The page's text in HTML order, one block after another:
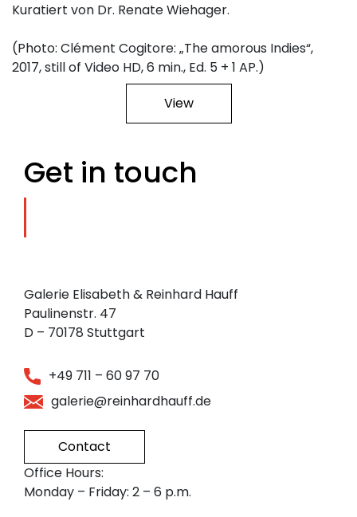
Kuratiert von Dr. Renate Wiehager.
(Photo: Clément Cogitore: „The amorous Indies“,
2017, still of Video HD, 6 min., Ed. 5 + 1 AP.)
View
Get in touch
Galerie Elisabeth & Reinhard Hauff
Paulinenstr. 47
D – 70178 Stuttgart
+49 711 – 60 97 70
galerie@reinhardhauff.de
Contact
Office Hours:
Monday – Friday: 2 – 6 p.m.